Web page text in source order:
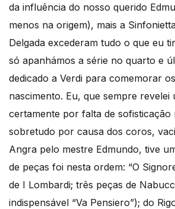
da influência do nosso querido
menos na origem), mais a
Delgada excederam tudo o que eu
só apanhámos a série no quarto e
dedicado a Verdi para comemorar
nascimento. Eu, que sempre
certamente por falta de sofisticação
sobretudo por causa dos coros,
Angra pelo mestre Edmundo, tive
de peças foi nesta ordem: “O
de I Lombardi; três peças de
indispensável “Va Pensiero”); do